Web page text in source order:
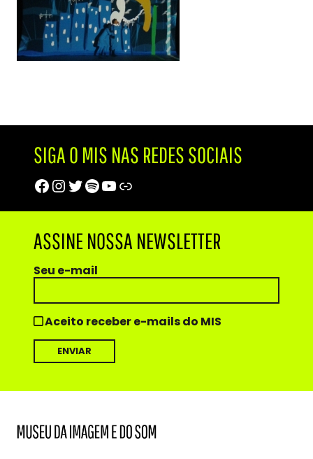
SIGA O MIS NAS REDES SOCIAIS
Facebook
Instagram
Twitter
Spotify
Youtube
Trip Advisor
ASSINE NOSSA NEWSLETTER
Seu e-mail
Aceito receber e-mails do MIS